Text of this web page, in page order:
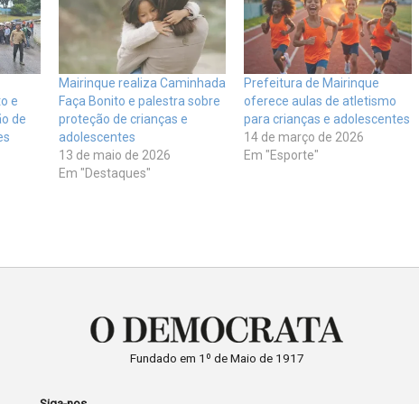
e
de
Mairinque realiza Caminhada
Faça Bonito e palestra sobre
proteção de crianças e
adolescentes
13 de maio de 2026
Em "Destaques"
Prefeitura de Mairinque
oferece aulas de atletismo
para crianças e adolescentes
14 de março de 2026
Em "Esporte"
Fundado em 1º de Maio de 1917